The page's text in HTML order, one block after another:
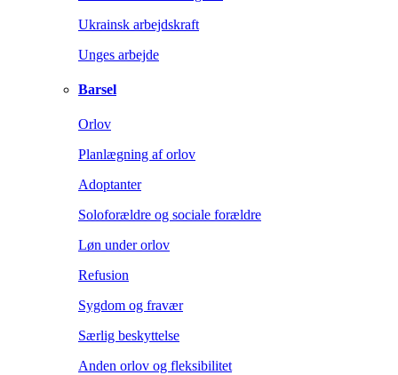
Ukrainsk arbejdskraft
Unges arbejde
Barsel
Orlov
Planlægning af orlov
Adoptanter
Soloforældre og sociale forældre
Løn under orlov
Refusion
Sygdom og fravær
Særlig beskyttelse
Anden orlov og fleksibilitet